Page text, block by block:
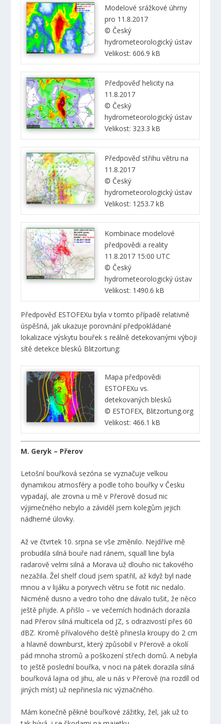
Modelové srážkové úhrny
pro 11.8.2017
© Český
hydrometeorologický ústav
Velikost: 606.9 kB
Předpověď helicity na
11.8.2017
© Český
hydrometeorologický ústav
Velikost: 323.3 kB
Předpověď střihu větru na
11.8.2017
© Český
hydrometeorologický ústav
Velikost: 1253.7 kB
Kombinace modelové
předpovědi a reality
11.8.2017 15:00 UTC
© Český
hydrometeorologický ústav
Velikost: 1490.6 kB
Předpověď ESTOFEXu byla v tomto případě relativně
úspěšná, jak ukazuje porovnání předpokládané
lokalizace výskytu bouřek s reálně detekovanými výboji
sítě detekce blesků Blitzortung:
Mapa předpovědi
ESTOFEXu vs.
detekovaných blesků
© ESTOFEX, Blitzortung.org
Velikost: 466.1 kB
M. Geryk – Přerov
Letošní bouřková sezóna se vyznačuje velkou
dynamikou atmosféry a podle toho bouřky v Česku
vypadají, ale zrovna u mě v Přerově dosud nic
výjimečného nebylo a záviděl jsem kolegům jejich
nádherné úlovky.
Až ve čtvrtek 10. srpna se vše změnilo. Nejdříve mě
probudila silná bouře nad ránem, squall line byla
radarově velmi silná a Morava už dlouho nic takového
nezažila. Žel shelf cloud jsem spatřil, až když byl nade
mnou a v lijáku a poryvech větru se fotit nic nedalo.
Nicméně dusno a vedro toho dne dávalo tušit, že něco
ještě přijde. A přišlo – ve večerních hodinách dorazila
nad Přerov silná multicela od JZ, s odrazivostí přes 60
dBZ. Kromě přívalového deště přinesla kroupy do 2 cm
a hlavně downburst, který způsobil v Přerově a okolí
pád mnoha stromů a poškození střech domů. A nebyla
to ještě poslední bouřka, v noci na pátek dorazila silná
bouřková lajna od jihu, ale u nás v Přerově (na rozdíl od
jiných míst) už nepřinesla nic význačného.
Mám konečně pěkné bouřkové zážitky, žel, jak už to